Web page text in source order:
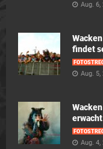
Aug. 6,
findet
Aug. 5,
Aug. 4,